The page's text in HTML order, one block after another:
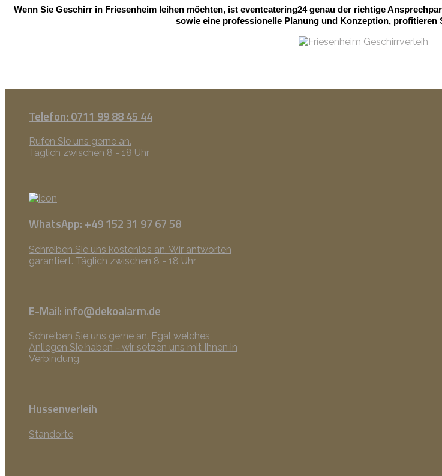
Wenn Sie Geschirr in Friesenheim leihen möchten, ist eventcatering24 genau der richtige
sowie eine professionelle Planung und Konzeption, profitieren
Telefon: 0711 99 88 45 44
Rufen Sie uns gerne an.
Täglich zwischen 8 - 18 Uhr
WhatsApp: +49 152 31 97 67 58
Schreiben Sie uns kostenlos an. Wir antworten
garantiert. Täglich zwischen 8 - 18 Uhr
E-Mail: info@dekoalarm.de
Schreiben Sie uns gerne an. Egal welches
Anliegen Sie haben - wir setzen uns mit Ihnen in
Verbindung.
Hussenverleih
Standorte